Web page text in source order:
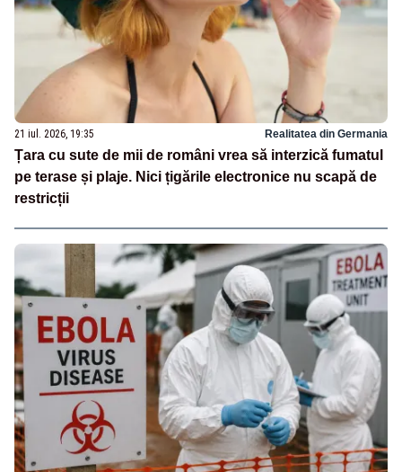
21 iul. 2026, 19:35 Realitatea din Germania
Țara cu sute de mii de români vrea să interzică fumatul
pe terase și plaje. Nici țigările electronice nu scapă de
restricții